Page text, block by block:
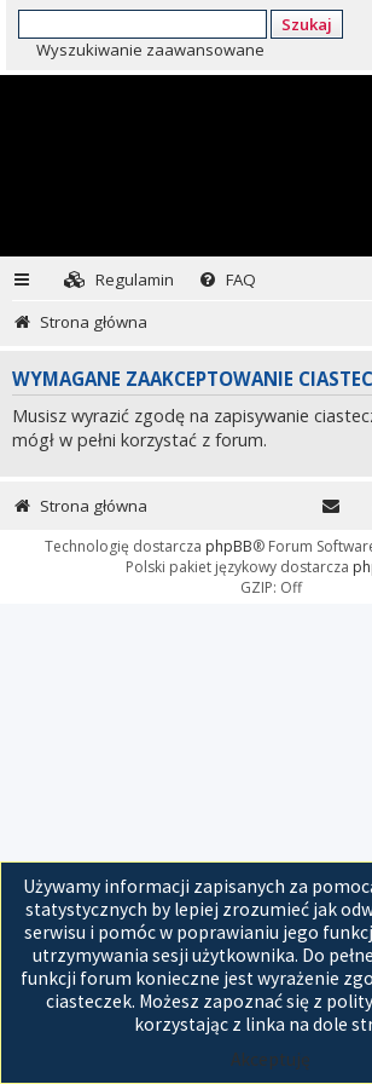
Szukaj
Wyszukiwanie zaawansowane
Regulamin
FAQ
Strona główna
WYMAGANE ZAAKCEPTOWANIE
Musisz wyrazić zgodę na zapisywanie
mógł w pełni korzystać z forum.
Używamy informacji zapisanych za
statystycznych by lepiej zrozumieć jak
serwisu i pomóc w poprawianiu jego
utrzymywania sesji użytkownika. Do
funkcji forum konieczne jest wyrażenie
ciasteczek. Możesz zapoznać się z
korzystając z linka na dole
Akceptuję
Strona główna
Technologię dostarcza phpBB® Forum
Polski pakiet językowy dostarcza
GZIP: Off